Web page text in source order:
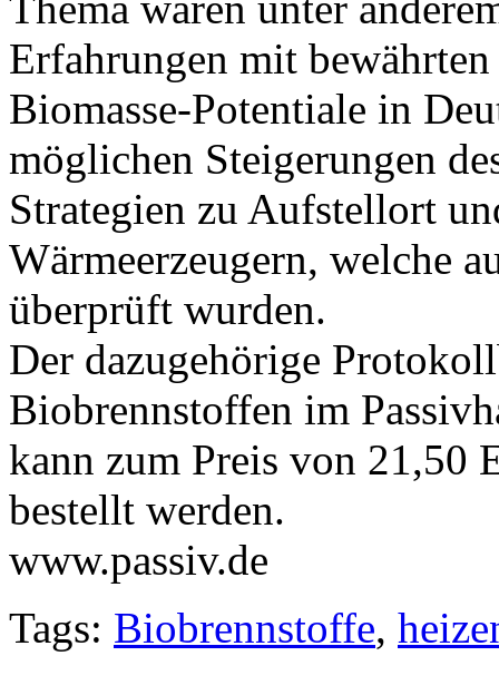
Erfahrungen mit
Biomasse-Potentiale in
möglichen Steigerungen
Strategien zu Aufstellort
Wärmeerzeugern, welche
überprüft wurden.
Der dazugehörige
Biobrennstoffen im
kann zum Preis von 21,50
bestellt werden.
www.passiv.de
Tags: Biobrennstoffe,